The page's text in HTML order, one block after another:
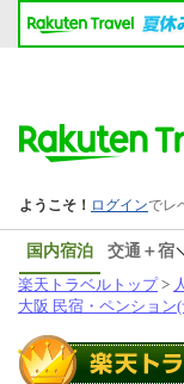
国内宿泊 交通＋宿
楽天トラベルトップ>
大阪 民宿・ペンション